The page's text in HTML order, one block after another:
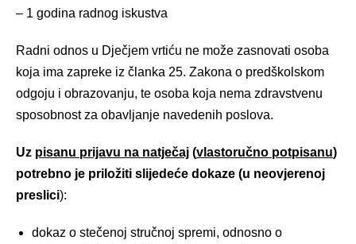
– 1 godina radnog iskustva
Radni odnos u Dječjem vrtiću ne može zasnovati osoba
koja ima zapreke iz članka 25. Zakona o predškolskom
odgoju i obrazovanju, te osoba koja nema zdravstvenu
sposobnost za obavljanje navedenih poslova.
Uz pisanu prijavu na natječaj (vlastoručno potpisanu)
potrebno je priložiti slijedeće dokaze (u neovjerenoj
preslici):
dokaz o stečenoj stručnoj spremi, odnosno o